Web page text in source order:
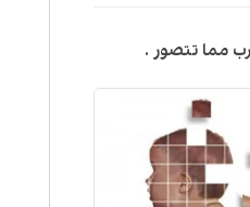
مما تتصور .